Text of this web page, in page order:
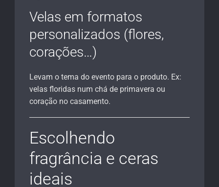
Velas em formatos
personalizados (flores,
corações…)
Levam o tema do evento para o produto. Ex:
velas floridas num chá de primavera ou
coração no casamento.
Escolhendo
fragrância e ceras
ideais